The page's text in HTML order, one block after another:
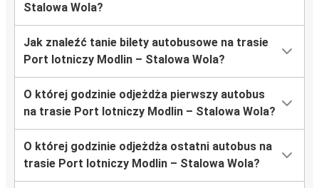
Stalowa Wola?
Jak znaleźć tanie bilety autobusowe na trasie
Port lotniczy Modlin – Stalowa Wola?
O której godzinie odjeżdża pierwszy autobus
na trasie Port lotniczy Modlin – Stalowa Wola?
O której godzinie odjeżdża ostatni autobus na
trasie Port lotniczy Modlin – Stalowa Wola?